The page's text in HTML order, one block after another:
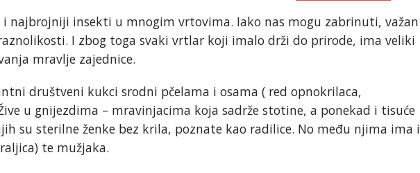
i najbrojniji insekti u mnogim vrtovima. Iako nas mogu zabrinuti, važan
I zbog toga svaki vrtlar koji imalo drži do prirode, ima veliki
mravlje zajednice.
društveni kukci srodni pčelama i osama ( red opnokrilaca,
u gnijezdima – mravinjacima koja sadrže stotine, a ponekad i tisuće
su sterilne ženke bez krila, poznate kao radilice. No među njima ima i
te mužjaka.